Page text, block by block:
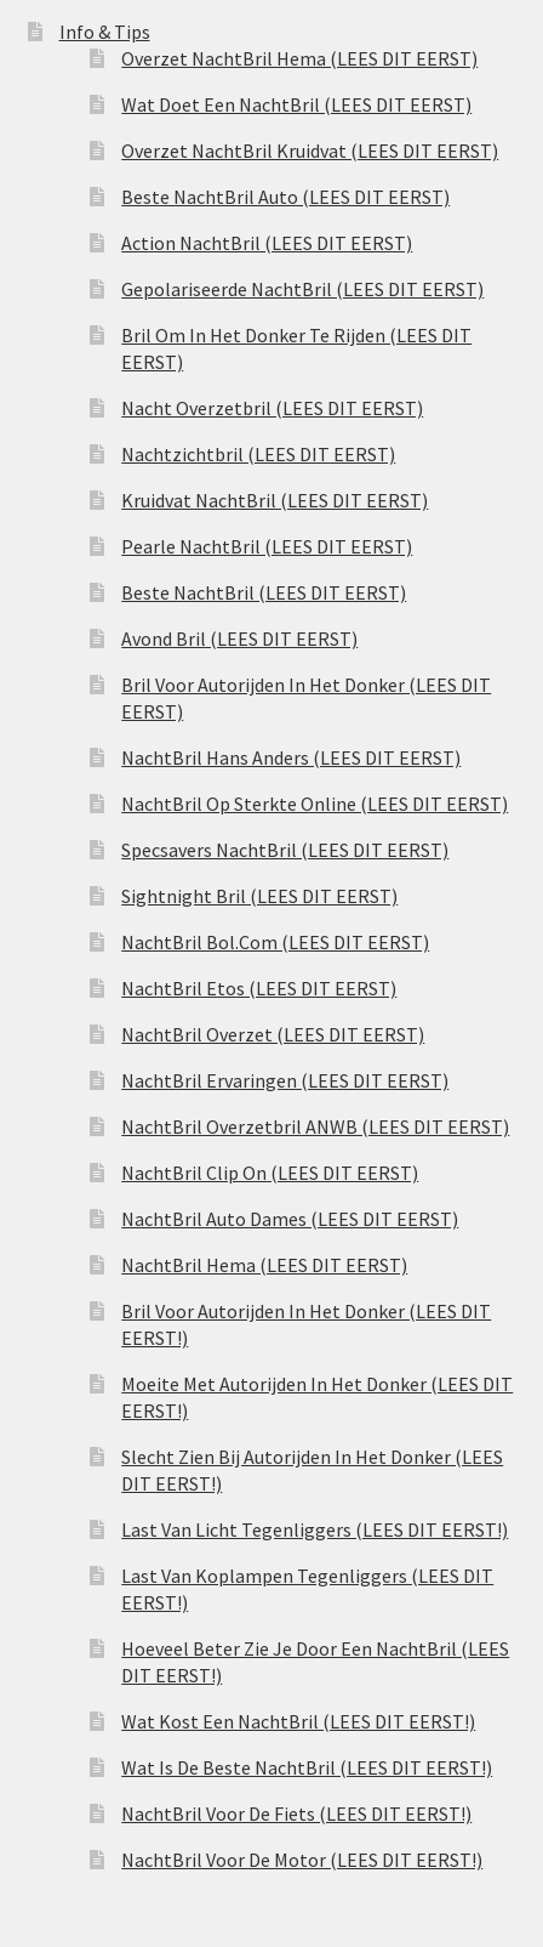
Info & Tips
Overzet NachtBril Hema (LEES DIT EERST)
Wat Doet Een NachtBril (LEES DIT EERST)
Overzet NachtBril Kruidvat (LEES DIT EERST)
Beste NachtBril Auto (LEES DIT EERST)
Action NachtBril (LEES DIT EERST)
Gepolariseerde NachtBril (LEES DIT EERST)
Bril Om In Het Donker Te Rijden (LEES DIT
EERST)
Nacht Overzetbril (LEES DIT EERST)
Nachtzichtbril (LEES DIT EERST)
Kruidvat NachtBril (LEES DIT EERST)
Pearle NachtBril (LEES DIT EERST)
Beste NachtBril (LEES DIT EERST)
Avond Bril (LEES DIT EERST)
Bril Voor Autorijden In Het Donker (LEES DIT
EERST)
NachtBril Hans Anders (LEES DIT EERST)
NachtBril Op Sterkte Online (LEES DIT EERST)
Specsavers NachtBril (LEES DIT EERST)
Sightnight Bril (LEES DIT EERST)
NachtBril Bol.Com (LEES DIT EERST)
NachtBril Etos (LEES DIT EERST)
NachtBril Overzet (LEES DIT EERST)
NachtBril Ervaringen (LEES DIT EERST)
NachtBril Overzetbril ANWB (LEES DIT EERST)
NachtBril Clip On (LEES DIT EERST)
NachtBril Auto Dames (LEES DIT EERST)
NachtBril Hema (LEES DIT EERST)
Bril Voor Autorijden In Het Donker (LEES DIT
EERST!)
Moeite Met Autorijden In Het Donker (LEES DIT
EERST!)
Slecht Zien Bij Autorijden In Het Donker (LEES
DIT EERST!)
Last Van Licht Tegenliggers (LEES DIT EERST!)
Last Van Koplampen Tegenliggers (LEES DIT
EERST!)
Hoeveel Beter Zie Je Door Een NachtBril (LEES
DIT EERST!)
Wat Kost Een NachtBril (LEES DIT EERST!)
Wat Is De Beste NachtBril (LEES DIT EERST!)
NachtBril Voor De Fiets (LEES DIT EERST!)
NachtBril Voor De Motor (LEES DIT EERST!)